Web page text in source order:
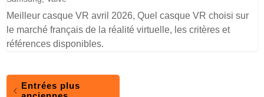
Meilleur casque VR avril 2026, Quel casque VR choisi sur
le marché français de la réalité virtuelle, les critères et
références disponibles.
Entrées plus